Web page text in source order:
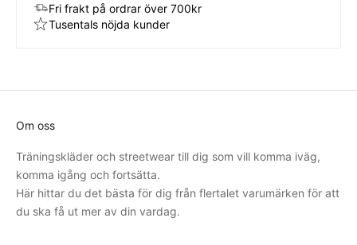
Fri frakt på ordrar över 700kr
Tusentals nöjda kunder
Om oss
Träningskläder och streetwear till dig som vill komma iväg,
komma igång och fortsätta.
Här hittar du det bästa för dig från flertalet varumärken för att
du ska få ut mer av din vardag.